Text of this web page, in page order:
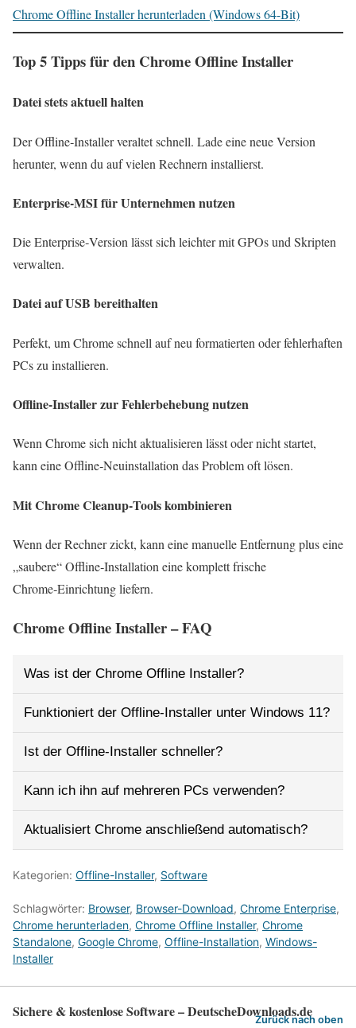
Chrome Offline Installer herunterladen (Windows 64-Bit)
Top 5 Tipps für den Chrome Offline Installer
Datei stets aktuell halten
Der Offline‑Installer veraltet schnell. Lade eine neue Version
herunter, wenn du auf vielen Rechnern installierst.
Enterprise‑MSI für Unternehmen nutzen
Die Enterprise‑Version lässt sich leichter mit GPOs und Skripten
verwalten.
Datei auf USB bereithalten
Perfekt, um Chrome schnell auf neu formatierten oder fehlerhaften
PCs zu installieren.
Offline‑Installer zur Fehlerbehebung nutzen
Wenn Chrome sich nicht aktualisieren lässt oder nicht startet,
kann eine Offline‑Neuinstallation das Problem oft lösen.
Mit Chrome Cleanup‑Tools kombinieren
Wenn der Rechner zickt, kann eine manuelle Entfernung plus eine
„saubere“ Offline‑Installation eine komplett frische
Chrome‑Einrichtung liefern.
Chrome Offline Installer – FAQ
Was ist der Chrome Offline Installer?
Funktioniert der Offline‑Installer unter Windows 11?
Ist der Offline‑Installer schneller?
Kann ich ihn auf mehreren PCs verwenden?
Aktualisiert Chrome anschließend automatisch?
Kategorien: Offline-Installer, Software
Schlagwörter: Browser, Browser-Download, Chrome Enterprise,
Chrome herunterladen, Chrome Offline Installer, Chrome
Standalone, Google Chrome, Offline-Installation, Windows-
Installer
Sichere & kostenlose Software – DeutscheDownloads.de
Zurück nach oben